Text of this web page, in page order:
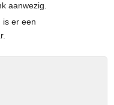
aanwezig.
is er een